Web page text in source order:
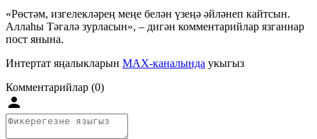
«Рөстәм, изгелекләрең меңе белән үзеңә әйләнеп кайтсын.
Аллаһы Тәгалә зурласын», – дигән комментарийлар язганнар
пост янына.
Интертат яңалыкларын MAX-каналында укыгыз
Комментарийлар (0)